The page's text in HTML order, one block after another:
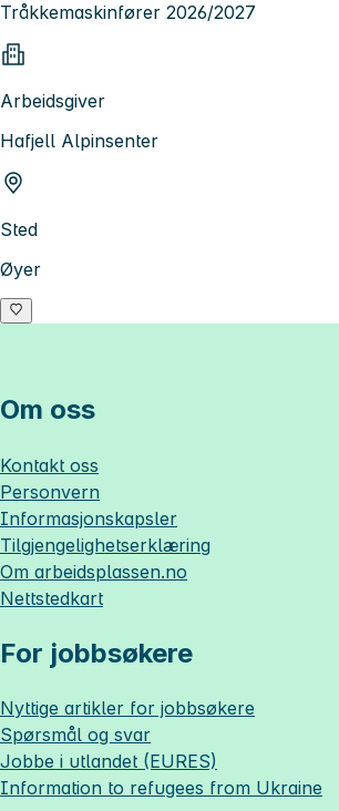
Tråkkemaskinfører 2026/2027
Arbeidsgiver
Hafjell Alpinsenter
Sted
Øyer
Om oss
Kontakt oss
Personvern
Informasjonskapsler
Tilgjengelighetserklæring
Om arbeidsplassen.no
Nettstedkart
For jobbsøkere
Nyttige artikler for jobbsøkere
Spørsmål og svar
Jobbe i utlandet (EURES)
Information to refugees from Ukraine